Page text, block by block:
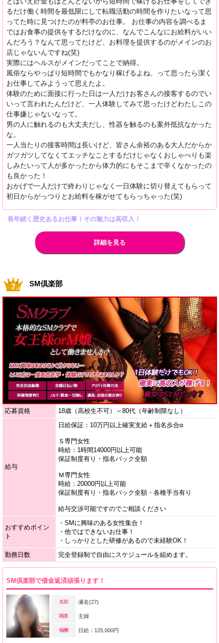
るだけ働く時間を最低限にして転職活動の時間を作りたいなって思
ってた時に見つけたのが料亭のお仕事。 お仕事の内容を調べるま
ではお食事の提供をするだけなのに、なんでこんなにお給料がいい
んだろう？なんて思ってたけど、お料理を提供するのがメインのお
店じゃないんですね(笑)
実際にはヘルスがメインだってことで納得。
風俗ならやっぱり短時間でもかなり稼げるよね、って思ったら潔く
お仕事してみようって思えたよ。
体験のために面接に行った日は一人だけお客さんの接客するのでい
いって言われたんだけど、一人体験してみて思ったけどわたしこの
仕事嫌じゃないなって。
男の人に触れるのも大丈夫だし、性器を触るのも案外抵抗なかった
な。
一人当たりの接客時間は長いけど、皆さん余裕のある大人だからか
ガツガツしてなくてエッチなことするだけじゃなくおしゃべりも楽
しみたいって人が多かったから体力的にもそこまで辛くなかったの
も良かった！
おかげで一人だけで終わりじゃなく一日体験に切り替えてもらって
初日からがっつりとお給料を稼がせてもらっちゃった(笑)
長年続く歴史あるお仕事！その魅力は高収入！
詳細を見る
SM倶楽部
応募資格 18歳（高校生不可）～80代（年齢制限なし）
給与
日給保証：10万円以上確実支給＋指名歩合α
Ｓ専門女性
時給：1時間14000円以上可能
保証制度有り・指名バック全額
Ｍ専門女性
時給：20000円以上可能
保証制度有り・指名バック全額・各種手当有り
給与交渉可能ですのでご相談ください
おすすめポイン
ト
・SMに興味のある女性集合！
・他ではできないお仕事！
・しっかりとした研修があるので未経験OK！
勤務日数
完全登録制で自由にスケジュールを組めます。
SM倶楽部で借金返済頑張ります！
名前 瀬名(27)
職業 主婦
報酬 日給：125,000円